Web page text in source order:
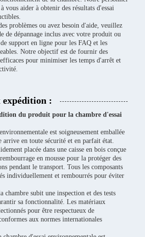
vous aider à obtenir des résultats d'essai
problèmes ou avez besoin d'aide, veuillez
de dépannage inclus avec votre produit ou
support en ligne pour les FAQ et les
Notre objectif est de fournir des
pour minimiser les temps d'arrêt et
expédition :
du produit pour la chambre d'essai
est soigneusement emballée
en toute sécurité et en parfait état.
placée dans une caisse en bois conçue
en mousse pour la protéger des
pendant le transport. Tous les composants
individuellement et rembourrés pour éviter
chambre subit une inspection et des tests
sa fonctionnalité. Les matériaux
pour être respectueux de
aux normes internationales